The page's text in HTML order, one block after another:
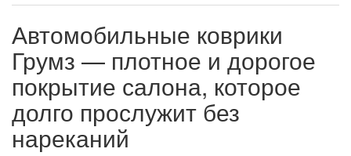
Автомобильные коврики
Грумз — плотное и дорогое
покрытие салона, которое
долго прослужит без
нареканий